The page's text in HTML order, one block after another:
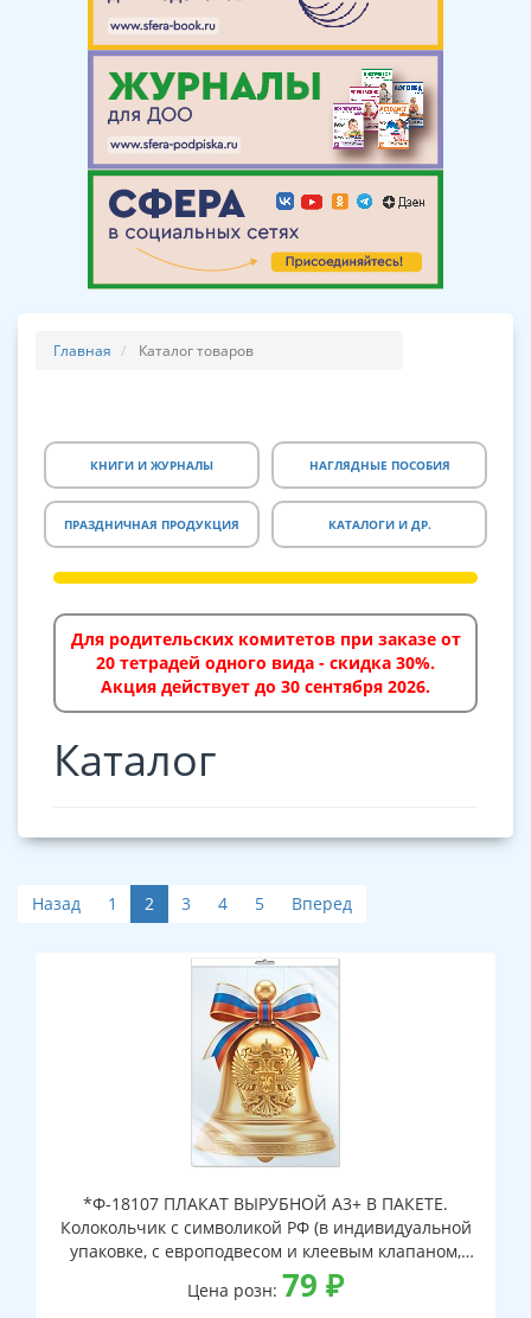
Главная Каталог товаров
КНИГИ И ЖУРНАЛЫ НАГЛЯДНЫЕ ПОСОБИЯ
ПРАЗДНИЧНАЯ ПРОДУКЦИЯ КАТАЛОГИ И ДР.
Для родительских комитетов при заказе от
20 тетрадей одного вида - скидка 30%.
Акция действует до 30 сентября 2026.
Каталог
Назад 1 2 3 4 5 Вперед
*Ф-18107 ПЛАКАТ ВЫРУБНОЙ А3+ В ПАКЕТЕ.
Колокольчик с символикой РФ (в индивидуальной
упаковке, с европодвесом и клеевым клапаном,
двухсторонний, ВД-лак)
Цена розн: 79 ₽